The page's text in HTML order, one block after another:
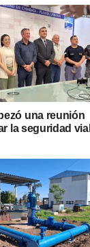
una reunión
la seguridad vial